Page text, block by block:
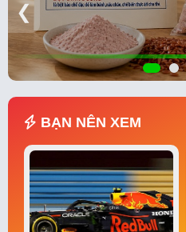
❮
BẠN NÊN XEM